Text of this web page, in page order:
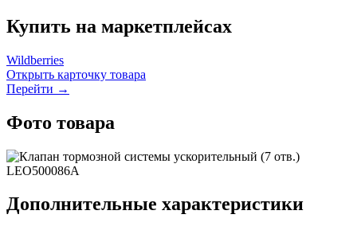
Купить на маркетплейсах
Wildberries
Открыть карточку товара
Перейти →
Фото товара
Дополнительные характеристики